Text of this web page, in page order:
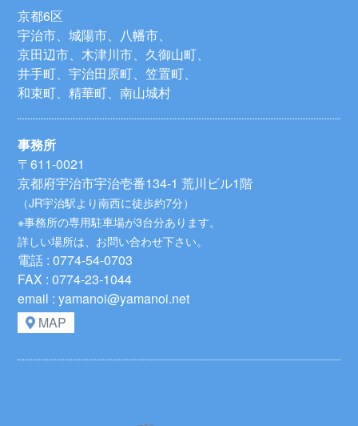
京都6区
宇治市、城陽市、八幡市、
京田辺市、木津川市、久御山町、
井手町、宇治田原町、笠置町、
和束町、精華町、南山城村
事務所
〒611-0021
京都府宇治市宇治壱番134-1 荒川ビル1階
（JR宇治駅より南西に徒歩約7分）
※事務所の専用駐車場が3台分あります。
詳しい場所は、お問い合わせ下さい。
電話 : 0774-54-0703
FAX : 0774-23-1044
email : yamanoi@yamanoi.net
MAP